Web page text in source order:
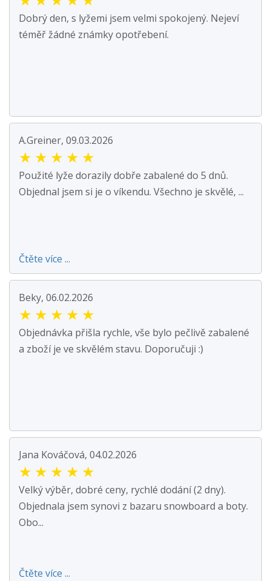
Dobrý den, s lyžemi jsem velmi spokojený. Nejeví
téměř žádné známky opotřebení.
A.Greiner, 09.03.2026
★ ★ ★ ★ ★
Použité lyže dorazily dobře zabalené do 5 dnů.
Objednal jsem si je o víkendu. Všechno je skvělé, ...
Čtěte více ...
Beky, 06.02.2026
★ ★ ★ ★ ★
Objednávka přišla rychle, vše bylo pečlivě zabalené
a zboží je ve skvělém stavu. Doporučuji :)
Jana Kováčová, 04.02.2026
★ ★ ★ ★ ★
Velký výběr, dobré ceny, rychlé dodání (2 dny).
Objednala jsem synovi z bazaru snowboard a boty.
Obo...
Čtěte více ...